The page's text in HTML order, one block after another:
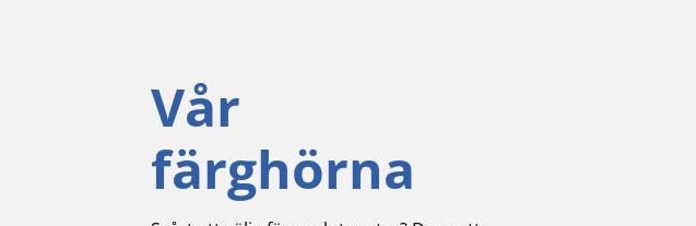
Vår
färghörna